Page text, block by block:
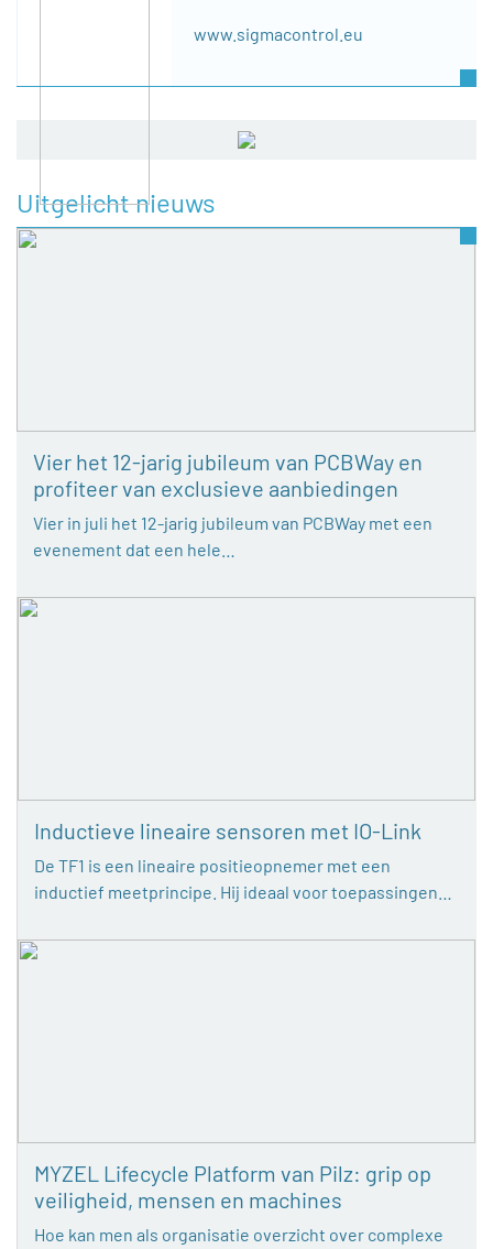
www.sigmacontrol.eu
Uitgelicht nieuws
Vier het 12-jarig jubileum van PCBWay en
profiteer van exclusieve aanbiedingen
Vier in juli het 12-jarig jubileum van PCBWay met een
evenement dat een hele…
Inductieve lineaire sensoren met IO-Link
De TF1 is een lineaire positieopnemer met een
inductief meetprincipe. Hij ideaal voor toepassingen…
MYZEL Lifecycle Platform van Pilz: grip op
veiligheid, mensen en machines
Hoe kan men als organisatie overzicht over complexe